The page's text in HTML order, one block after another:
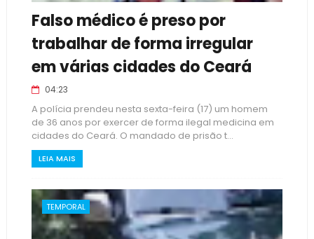
Falso médico é preso por
trabalhar de forma irregular
em várias cidades do Ceará
04:23
A polícia prendeu nesta sexta-feira (17) um homem
de 36 anos por exercer de forma ilegal medicina em
cidades do Ceará. O mandado de prisão t...
LEIA MAIS
TEMPORAL